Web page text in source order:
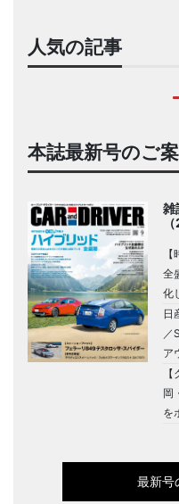
人気の記事
本誌最新号のご
雑
全
化
日
／
ア
岡
を
最新号